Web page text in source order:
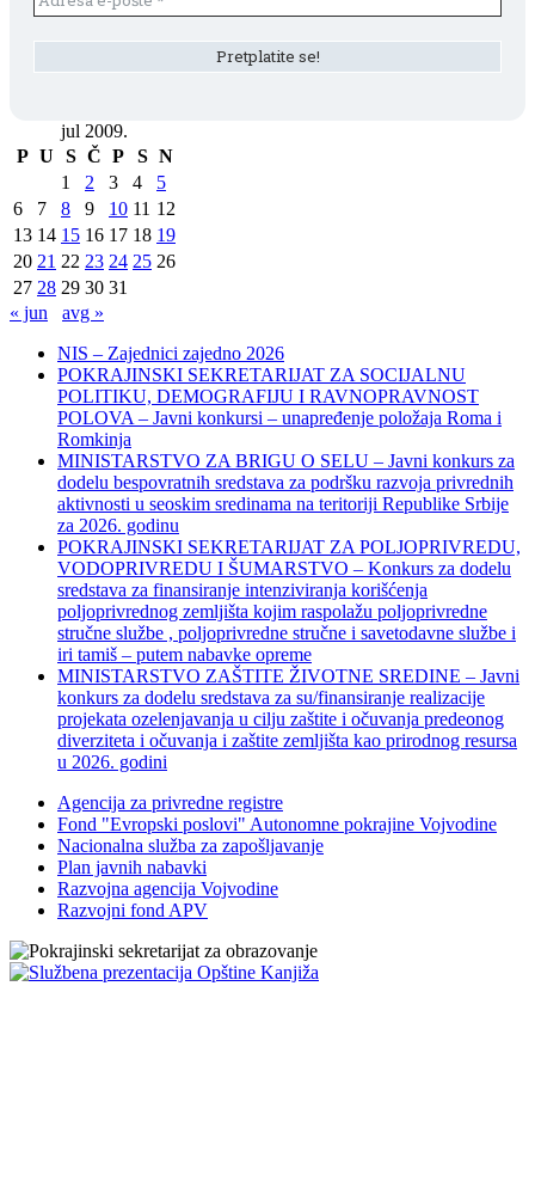
jul 2009.
P U S Č P S N
1
2 3 4
5
6
7 8 9 10 11 12
13 14 15 16 17 18 19
20 21 22 23 24 25 26
27 28 29 30 31
« jun
avg »
NIS – Zajednici zajedno 2026
POKRAJINSKI SEKRETARIJAT ZA SOCIJALNU
POLITIKU, DEMOGRAFIJU I RAVNOPRAVNOST
POLOVA – Javni konkursi – unapređenje položaja Roma i
Romkinja
MINISTARSTVO ZA BRIGU O SELU – Javni konkurs za
dodelu bespovratnih sredstava za podršku razvoja privrednih
aktivnosti u seoskim sredinama na teritoriji Republike Srbije
za 2026. godinu
POKRAJINSKI SEKRETARIJAT ZA POLJOPRIVREDU,
VODOPRIVREDU I ŠUMARSTVO – Konkurs za dodelu
sredstava za finansiranje intenziviranja korišćenja
poljoprivrednog zemljišta kojim raspolažu poljoprivredne
stručne službe , poljoprivredne stručne i savetodavne službe i
iri tamiš ‒ putem nabavke opreme
MINISTARSTVO ZAŠTITE ŽIVOTNE SREDINE – Javni
konkurs za dodelu sredstava za su/finansiranje realizacije
projekata ozelenjavanja u cilju zaštite i očuvanja predeonog
diverziteta i očuvanja i zaštite zemljišta kao prirodnog resursa
u 2026. godini
Agencija za privredne registre
Fond "Evropski poslovi" Autonomne pokrajine Vojvodine
Nacionalna služba za zapošljavanje
Plan javnih nabavki
Razvojna agencija Vojvodine
Razvojni fond APV